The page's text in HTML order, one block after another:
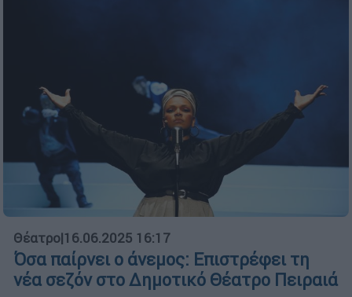
Θέατρο|16.06.2025 16:17
Όσα παίρνει ο άνεμος: Επιστρέφει τη
νέα σεζόν στο Δημοτικό Θέατρο Πειραιά